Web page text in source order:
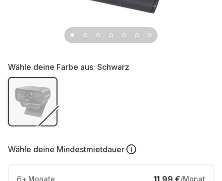
Wähle deine Farbe aus: Schwarz
Wähle deine Mindestmietdauer
6+ Monate 11,99 €/Monat